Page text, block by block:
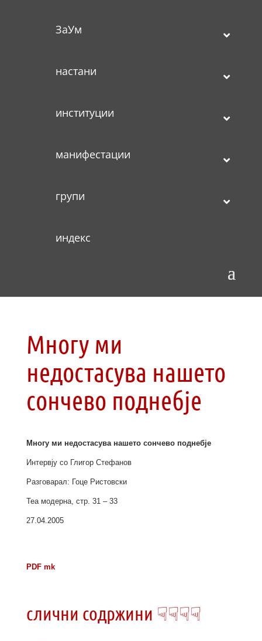
ЗаУм
настани
институции
манифестации
групи
индекс
Многу ми
недостасува нашето
сончево поднебје
Многу ми недостасува нашето сончево поднебје
Интервју со Глигор Стефанов
Разговарал: Гоце Ристовски
Теа модерна, стр. 31 – 33
27.04.2005
PDF mk
слични содржини ☟☟☟☟